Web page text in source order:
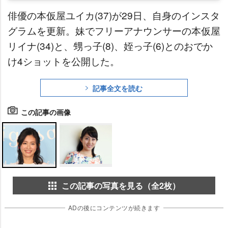
俳優の本仮屋ユイカ(37)が29日、自身のインスタ
グラムを更新。妹でフリーアナウンサーの本仮屋
リイナ(34)と、甥っ子(8)、姪っ子(6)とのおでか
け4ショットを公開した。
記事全文を読む
この記事の画像
この記事の写真を見る（全2枚）
ADの後にコンテンツが続きます